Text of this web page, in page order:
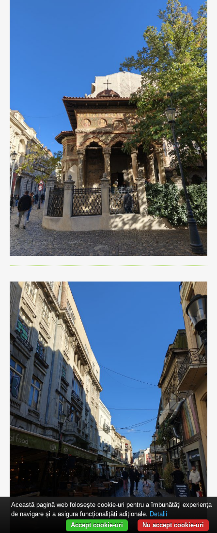
Această pagină web folosește cookie-uri pentru a îmbunătăți experiența
de navigare și a asigura funcționalițăți adiționale. Detalii
Nu accept cookie-uri
Accept cookie-uri